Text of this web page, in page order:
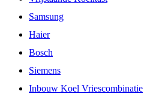
Samsung
Haier
Bosch
Siemens
Inbouw Koel Vriescombinatie